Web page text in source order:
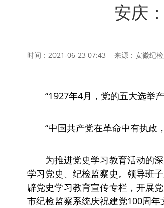
安庆
时间：2021-06-23 07:43 来源： 安徽纪
“1927年4月，党的五大选举
“中国共产党在革命中有执政
为推进党史学习教育活动的
学习党史、纪检监察史。领导班
辟党史学习教育宣传专栏，开展
市纪检监察系统庆祝建党100周年